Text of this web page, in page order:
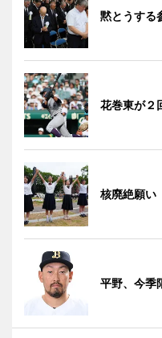
黙とうする
花巻東が
核廃絶願い
平野、今